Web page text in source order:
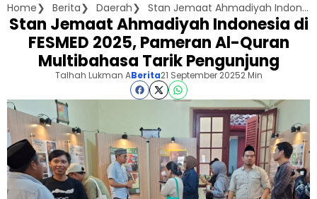
Home Berita Daerah Stan Jemaat Ahmadiyah Indonesia di FESMED 2025, Pameran Al-Quran Multibahasa Tarik Pengunjung
Stan Jemaat Ahmadiyah Indonesia di
FESMED 2025, Pameran Al-Quran
Multibahasa Tarik Pengunjung
Talhah Lukman ABerita21 September 20252 Min